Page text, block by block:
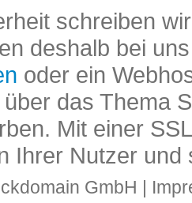
schreiben
deshalb bei
oder ein
das Thema
Mit einer
Ihrer Nutzer und
GmbH |